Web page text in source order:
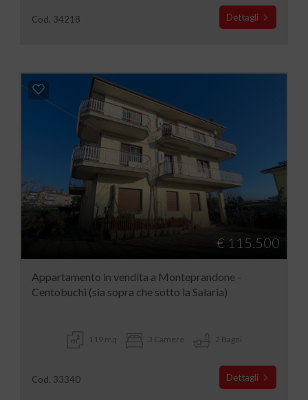
Cod. 34218 Dettagli
€ 115.500
Appartamento in vendita a Monteprandone -
Centobuchi (sia sopra che sotto la Salaria)
119 mq 3 Camere 2 Bagni
Cod. 33340 Dettagli